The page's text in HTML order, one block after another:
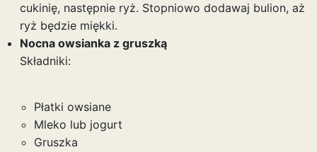
cukinię, następnie ryż. Stopniowo dodawaj bulion, aż
ryż będzie miękki.
Nocna owsianka z gruszką
Składniki:
Płatki owsiane
Mleko lub jogurt
Gruszka